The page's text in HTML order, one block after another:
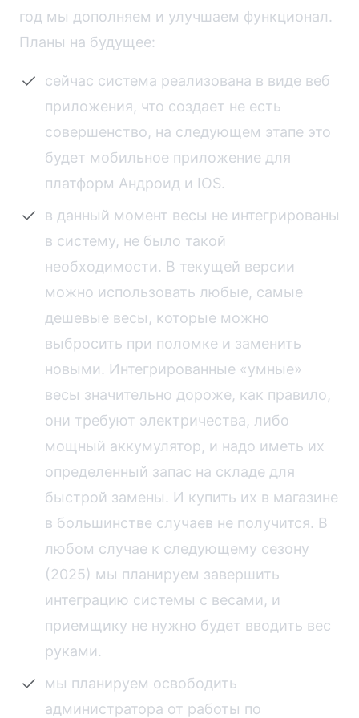
год мы дополняем и улучшаем функционал.
Планы на будущее:
сейчас система реализована в виде веб
приложения, что создает не есть
совершенство, на следующем этапе это
будет мобильное приложение для
платформ Андроид и IOS.
в данный момент весы не интегрированы
в систему, не было такой
необходимости. В текущей версии
можно использовать любые, самые
дешевые весы, которые можно
выбросить при поломке и заменить
новыми. Интегрированные «умные»
весы значительно дороже, как правило,
они требуют электричества, либо
мощный аккумулятор, и надо иметь их
определенный запас на складе для
быстрой замены. И купить их в магазине
в большинстве случаев не получится. В
любом случае к следующему сезону
(2025) мы планируем завершить
интеграцию системы с весами, и
приемщику не нужно будет вводить вес
руками.
мы планируем освободить
администратора от работы по